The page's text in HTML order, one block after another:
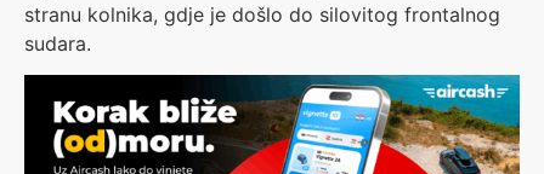
stranu kolnika, gdje je došlo do silovitog frontalnog
sudara.